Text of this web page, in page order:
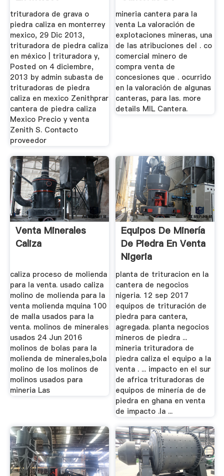
trituradora de grava o
piedra caliza en monterrey
mexico, 29 Dic 2013,
trituradora de piedra caliza
en méxico | trituradora y,
Posted on 4 diciembre,
2013 by admin subasta de
trituradoras de piedra
caliza en mexico Zenithprar
cantera de piedra caliza
Mexico Precio y venta
Zenith S. Contacto
proveedor
Minería De Cantera
En ...
mineria cantera para la
venta La valoración de
explotaciones mineras, una
de las atribuciones del . co
comercial minero de
compra venta de
concesiones que . ocurrido
en la valoración de algunas
canteras, para las. more
details MIL Cantera.
Venta Minerales
Caliza
caliza proceso de molienda
para la venta. usado caliza
molino de molienda para la
venta molienda mquina 100
de malla usados para la
venta. molinos de minerales
usados 24 Jun 2016
molinos de bolas para la
molienda de minerales,bola
molino de los molinos de
molinos usados para
mineria Las
Equipos De Minería
De Piedra En Venta
Nigeria
planta de trituracion en la
cantera de negocios
nigeria. 12 sep 2017
equipos de trituración de
piedra para cantera,
agregada. planta negocios
mineros de piedra ...
mineria trituradora de
piedra caliza el equipo a la
venta . ... impacto en el sur
de africa trituradoras de
equipos de minería de de
piedra en ghana en venta
de impacto .la ...